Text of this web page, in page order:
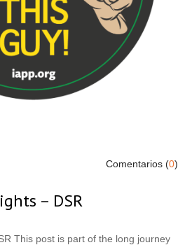
Comentarios (0)
– DSR
This post is part of the long journey